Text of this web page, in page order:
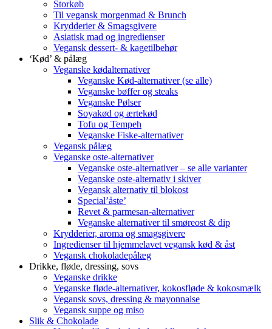
Storkøb
Til vegansk morgenmad & Brunch
Krydderier & Smagsgivere
Asiatisk mad og ingredienser
Vegansk dessert- & kagetilbehør
‘Kød’ & pålæg
Veganske kødalternativer
Veganske Kød-alternativer (se alle)
Veganske bøffer og steaks
Veganske Pølser
Soyakød og ærtekød
Tofu og Tempeh
Veganske Fiske-alternativer
Vegansk pålæg
Veganske oste-alternativer
Veganske oste-alternativer – se alle varianter
Veganske oste-alternativ i skiver
Vegansk alternativ til blokost
Special’åste’
Revet & parmesan-alternativer
Veganske alternativer til smøreost & dip
Krydderier, aroma og smagsgivere
Ingredienser til hjemmelavet vegansk kød & åst
Vegansk chokoladepålæg
Drikke, fløde, dressing, sovs
Veganske drikke
Veganske fløde-alternativer, kokosfløde & kokosmælk
Vegansk sovs, dressing & mayonnaise
Vegansk suppe og miso
Slik & Chokolade